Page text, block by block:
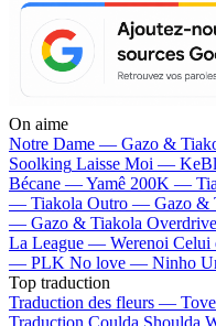
On aime
Notre Dame — Gazo &
Soolking Laisse Moi —
Bécane —Yamê 200K —
— Tiakola Outro — Gazo &
— Gazo & Tiakola
La League — Werenoi
— PLK No love — Ninho
Top traduction
Traduction des fleurs —
Traduction Coulda Shoulda